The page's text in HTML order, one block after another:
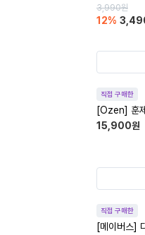
3,990원
12%
직접 구매한
[Ozen] 훈
15,900원
직접 구매한
[메이버스]